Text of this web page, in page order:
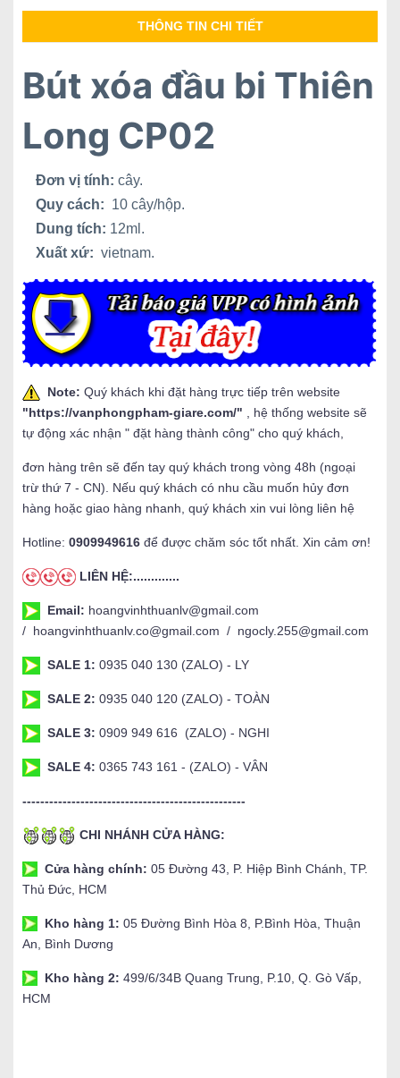
THÔNG TIN CHI TIẾT
Bút xóa đầu bi Thiên
Long CP02
Đơn vị tính: cây.
Quy cách: 10 cây/hộp.
Dung tích: 12ml.
Xuất xứ: vietnam.
Note: Quý khách khi đặt hàng trực tiếp trên website
"https://vanphongpham-giare.com/"
, hệ thống website sẽ
tự động xác nhận " đặt hàng thành công" cho quý khách,
đơn hàng trên sẽ đến tay quý khách trong vòng 48h (ngoại
trừ thứ 7 - CN). Nếu quý khách có nhu cầu muốn hủy đơn
hàng hoặc giao hàng nhanh, quý khách xin vui lòng liên hệ
Hotline: 0909949616 để được chăm sóc tốt nhất. Xin cảm ơn!
LIÊN HỆ:.............
Email: hoangvinhthuanlv@gmail.com
/ hoangvinhthuanlv.co@gmail.com / ngocly.255@gmail.com
SALE 1: 0935 040 130 (ZALO) - LY
SALE 2: 0935 040 120 (ZALO) - TOÀN
SALE 3: 0909 949 616 (ZALO) - NGHI
SALE 4: 0365 743 161 - (ZALO) - VÂN
--------------------------------------------------
CHI NHÁNH CỬA HÀNG:
Cửa hàng chính: 05 Đường 43, P. Hiệp Bình Chánh, TP.
Thủ Đức, HCM
Kho hàng 1: 05 Đường Bình Hòa 8, P.Bình Hòa, Thuận
An, Bình Dương
Kho hàng 2: 499/6/34B Quang Trung, P.10, Q. Gò Vấp,
HCM